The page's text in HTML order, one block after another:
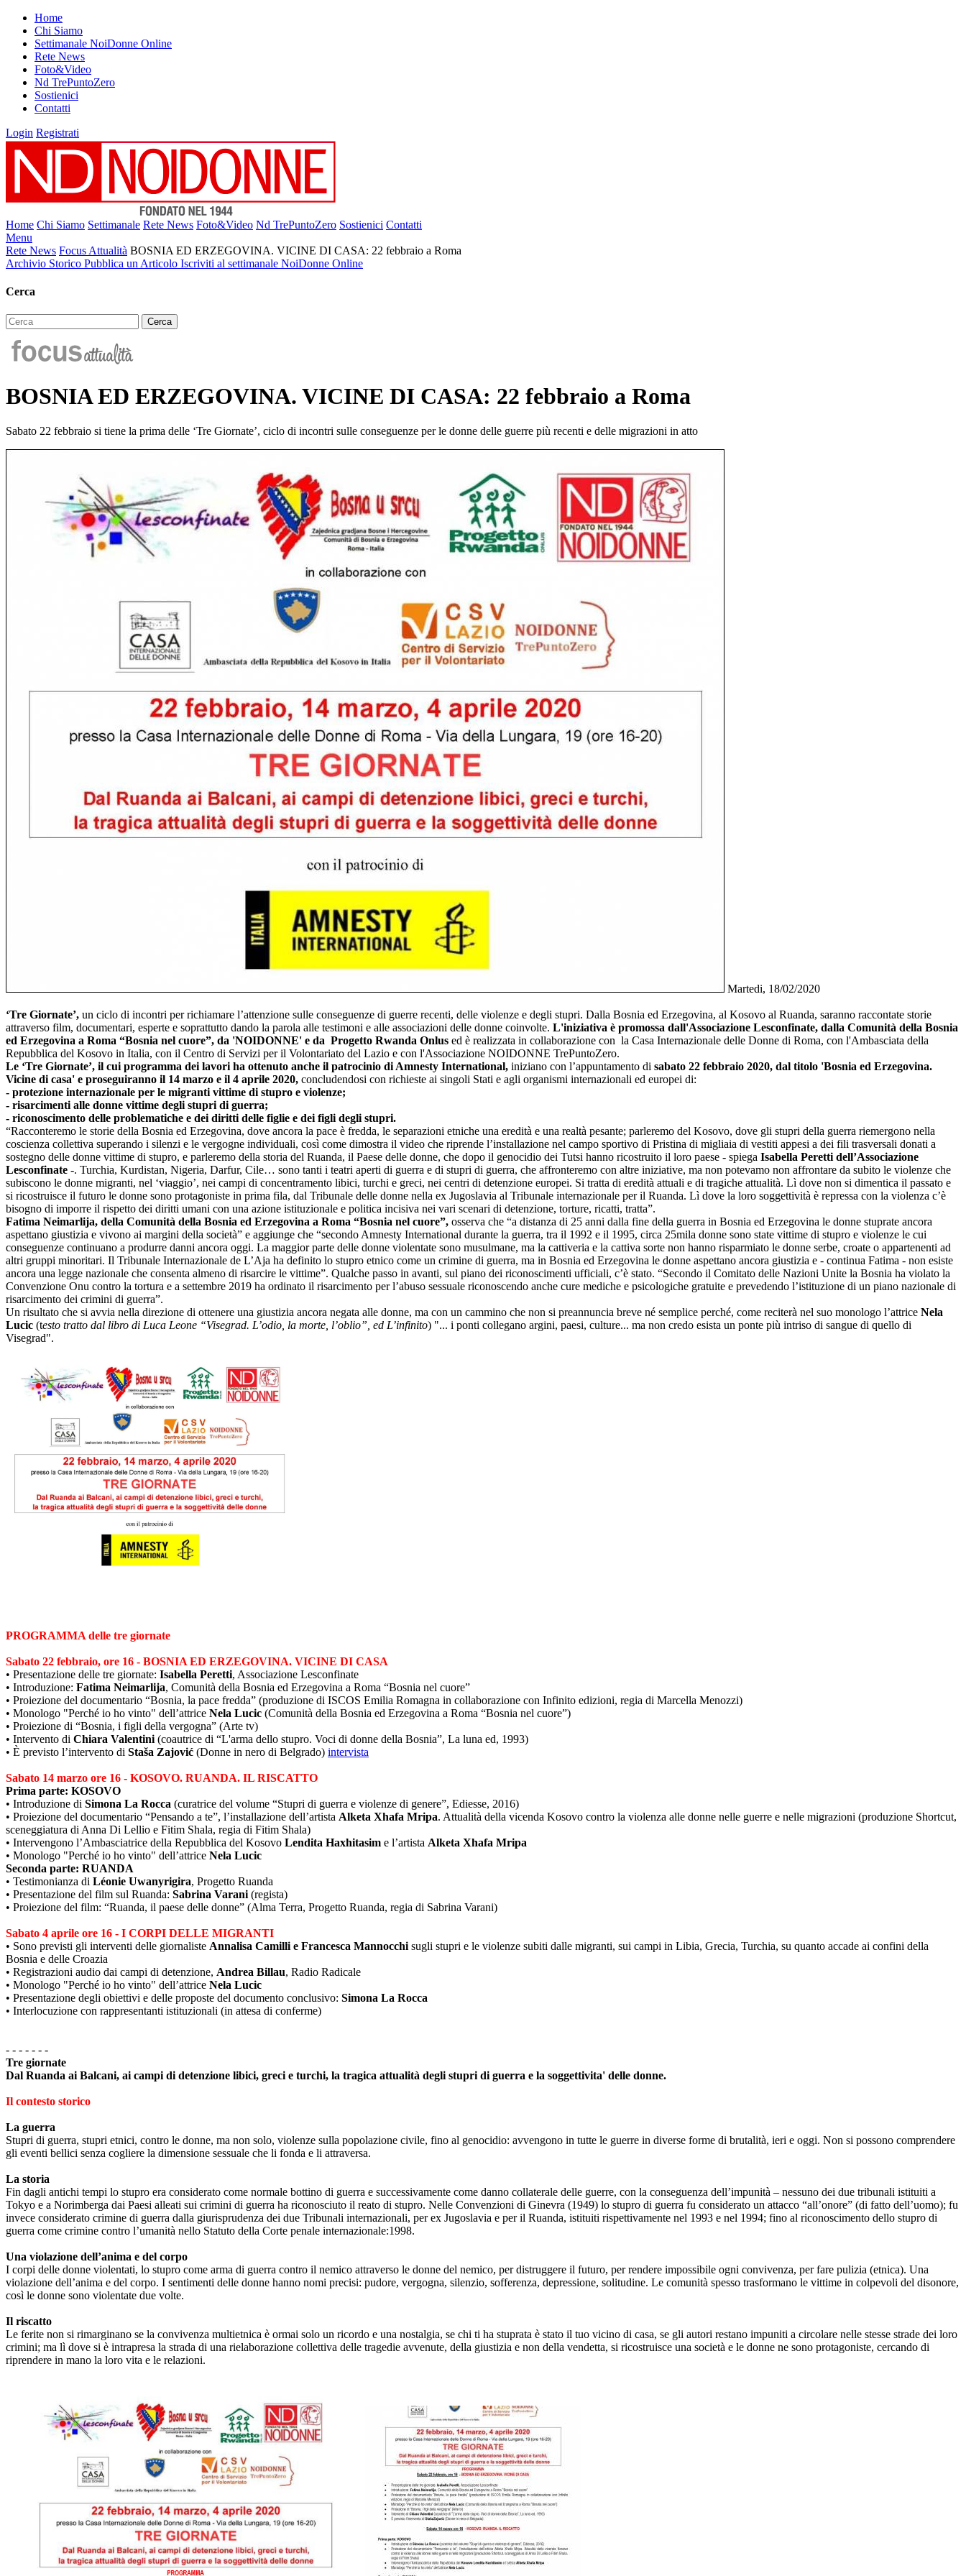
Home
Chi Siamo
Settimanale NoiDonne Online
Rete News
Foto&Video
Nd TrePuntoZero
Sostienici
Contatti
Login Registrati
Home Chi Siamo Settimanale Rete News Foto&Video Nd TrePuntoZero Sostienici Contatti
Menu
Rete News Focus Attualità BOSNIA ED ERZEGOVINA. VICINE DI CASA: 22 febbraio a Roma
Archivio Storico Pubblica un Articolo Iscriviti al settimanale NoiDonne Online
Cerca
BOSNIA ED ERZEGOVINA. VICINE DI CASA: 22 febbraio a Roma
Sabato 22 febbraio si tiene la prima delle ‘Tre Giornate’, ciclo di incontri sulle conseguenze per le donne delle guerre più recenti e delle migrazioni in atto
Martedi, 18/02/2020
‘Tre Giornate’, un ciclo di incontri per richiamare l’attenzione sulle conseguenze di guerre recenti, delle violenze e degli stupri. Dalla Bosnia ed Erzegovina, al Kosovo al Ruanda, saranno raccontate storie
attraverso film, documentari, esperte e soprattutto dando la parola alle testimoni e alle associazioni delle donne coinvolte. L'iniziativa è promossa dall'Associazione Lesconfinate, dalla Comunità della Bosnia
ed Erzegovina a Roma “Bosnia nel cuore”, da 'NOIDONNE' e da Progetto Rwanda Onlus ed è realizzata in collaborazione con la Casa Internazionale delle Donne di Roma, con l'Ambasciata della
Repubblica del Kosovo in Italia, con il Centro di Servizi per il Volontariato del Lazio e con l'Associazione NOIDONNE TrePuntoZero.
Le ‘Tre Giornate’, il cui programma dei lavori ha ottenuto anche il patrocinio di Amnesty International, iniziano con l’appuntamento di sabato 22 febbraio 2020, dal titolo 'Bosnia ed Erzegovina.
Vicine di casa' e proseguiranno il 14 marzo e il 4 aprile 2020, concludendosi con richieste ai singoli Stati e agli organismi internazionali ed europei di:
- protezione internazionale per le migranti vittime di stupro e violenze;
- risarcimenti alle donne vittime degli stupri di guerra;
- riconoscimento delle problematiche e dei diritti delle figlie e dei figli degli stupri.
“Racconteremo le storie della Bosnia ed Erzegovina, dove ancora la pace è fredda, le separazioni etniche una eredità e una realtà pesante; parleremo del Kosovo, dove gli stupri della guerra riemergono nella
coscienza collettiva superando i silenzi e le vergogne individuali, così come dimostra il video che riprende l’installazione nel campo sportivo di Pristina di migliaia di vestiti appesi a dei fili trasversali donati a
sostegno delle donne vittime di stupro, e parleremo della storia del Ruanda, il Paese delle donne, che dopo il genocidio dei Tutsi hanno ricostruito il loro paese - spiega Isabella Peretti dell’Associazione
Lesconfinate -. Turchia, Kurdistan, Nigeria, Darfur, Cile… sono tanti i teatri aperti di guerra e di stupri di guerra, che affronteremo con altre iniziative, ma non potevamo non affrontare da subito le violenze che
subiscono le donne migranti, nel ‘viaggio’, nei campi di concentramento libici, turchi e greci, nei centri di detenzione europei. Si tratta di eredità attuali e di tragiche attualità. Lì dove non si dimentica il passato e
si ricostruisce il futuro le donne sono protagoniste in prima fila, dal Tribunale delle donne nella ex Jugoslavia al Tribunale internazionale per il Ruanda. Lì dove la loro soggettività è repressa con la violenza c’è
bisogno di imporre il rispetto dei diritti umani con una azione istituzionale e politica incisiva nei vari scenari di detenzione, torture, ricatti, tratta”.
Fatima Neimarlija, della Comunità della Bosnia ed Erzegovina a Roma “Bosnia nel cuore”, osserva che “a distanza di 25 anni dalla fine della guerra in Bosnia ed Erzegovina le donne stuprate ancora
aspettano giustizia e vivono ai margini della società” e aggiunge che “secondo Amnesty International durante la guerra, tra il 1992 e il 1995, circa 25mila donne sono state vittime di stupro e violenze le cui
conseguenze continuano a produrre danni ancora oggi. La maggior parte delle donne violentate sono musulmane, ma la cattiveria e la cattiva sorte non hanno risparmiato le donne serbe, croate o appartenenti ad
altri gruppi minoritari. Il Tribunale Internazionale de L’Aja ha definito lo stupro etnico come un crimine di guerra, ma in Bosnia ed Erzegovina le donne aspettano ancora giustizia e - continua Fatima - non esiste
ancora una legge nazionale che consenta almeno di risarcire le vittime”. Qualche passo in avanti, sul piano dei riconoscimenti ufficiali, c’è stato. “Secondo il Comitato delle Nazioni Unite la Bosnia ha violato la
Convenzione Onu contro la tortura e a settembre 2019 ha ordinato il risarcimento per l’abuso sessuale riconoscendo anche cure mediche e psicologiche gratuite e prevedendo l’istituzione di un piano nazionale di
risarcimento dei crimini di guerra”.
Un risultato che si avvia nella direzione di ottenere una giustizia ancora negata alle donne, ma con un cammino che non si preannuncia breve né semplice perché, come reciterà nel suo monologo l’attrice Nela
Lucic (testo tratto dal libro di Luca Leone “Visegrad. L’odio, la morte, l’oblio”, ed L’infinito) "... i ponti collegano argini, paesi, culture... ma non credo esista un ponte più intriso di sangue di quello di
Visegrad".
PROGRAMMA delle tre giornate
Sabato 22 febbraio, ore 16 - BOSNIA ED ERZEGOVINA. VICINE DI CASA
• Presentazione delle tre giornate: Isabella Peretti, Associazione Lesconfinate
• Introduzione: Fatima Neimarlija, Comunità della Bosnia ed Erzegovina a Roma “Bosnia nel cuore”
• Proiezione del documentario “Bosnia, la pace fredda” (produzione di ISCOS Emilia Romagna in collaborazione con Infinito edizioni, regia di Marcella Menozzi)
• Monologo "Perché io ho vinto" dell’attrice Nela Lucic (Comunità della Bosnia ed Erzegovina a Roma “Bosnia nel cuore”)
• Proiezione di “Bosnia, i figli della vergogna” (Arte tv)
• Intervento di Chiara Valentini(coautrice di “L'arma dello stupro. Voci di donne della Bosnia”, La luna ed, 1993)
• È previsto l’intervento di Staša Zajović (Donne in nero di Belgrado) intervista
Sabato 14 marzo ore 16 - KOSOVO. RUANDA. IL RISCATTO
Prima parte: KOSOVO
• Introduzione di Simona La Rocca (curatrice del volume “Stupri di guerra e violenze di genere”, Ediesse, 2016)
• Proiezione del documentario “Pensando a te”, l’installazione dell’artista Alketa Xhafa Mripa. Attualità della vicenda Kosovo contro la violenza alle donne nelle guerre e nelle migrazioni (produzione Shortcut,
sceneggiatura di Anna Di Lellio e Fitim Shala, regia di Fitim Shala)
• Intervengono l’Ambasciatrice della Repubblica del Kosovo Lendita Haxhitasim e l’artista Alketa Xhafa Mripa
• Monologo "Perché io ho vinto" dell’attrice Nela Lucic
Seconda parte: RUANDA
• Testimonianza di Léonie Uwanyrigira, Progetto Ruanda
• Presentazione del film sul Ruanda: Sabrina Varani(regista)
• Proiezione del film: “Ruanda, il paese delle donne” (Alma Terra, Progetto Ruanda, regia di Sabrina Varani)
Sabato 4 aprile ore 16 - I CORPI DELLE MIGRANTI
• Sono previsti gli interventi delle giornaliste Annalisa Camilli e Francesca Mannocchisugli stupri e le violenze subiti dalle migranti, sui campi in Libia, Grecia, Turchia, su quanto accade ai confini della
Bosnia e delle Croazia
• Registrazioni audio dai campi di detenzione, Andrea Billau, Radio Radicale
• Monologo "Perché io ho vinto" dell’attrice Nela Lucic
• Presentazione degli obiettivi e delle proposte del documento conclusivo: Simona La Rocca
• Interlocuzione con rappresentanti istituzionali (in attesa di conferme)
- - - - - - -
Tre giornate
Dal Ruanda ai Balcani, ai campi di detenzione libici, greci e turchi, la tragica attualità degli stupri di guerra e la soggettivita' delle donne.
Il contesto storico
La guerra
Stupri di guerra, stupri etnici, contro le donne, ma non solo, violenze sulla popolazione civile, fino al genocidio: avvengono in tutte le guerre in diverse forme di brutalità, ieri e oggi. Non si possono comprendere
gli eventi bellici senza cogliere la dimensione sessuale che li fonda e li attraversa.
La storia
Fin dagli antichi tempi lo stupro era considerato come normale bottino di guerra e successivamente come danno collaterale delle guerre, con la conseguenza dell’impunità – nessuno dei due tribunali istituiti a
Tokyo e a Norimberga dai Paesi alleati sui crimini di guerra ha riconosciuto il reato di stupro. Nelle Convenzioni di Ginevra (1949) lo stupro di guerra fu considerato un attacco “all’onore” (di fatto dell’uomo); fu
invece considerato crimine di guerra dalla giurisprudenza dei due Tribunali internazionali, per ex Jugoslavia e per il Ruanda, istituiti rispettivamente nel 1993 e nel 1994; fino al riconoscimento dello stupro di
guerra come crimine contro l’umanità nello Statuto della Corte penale internazionale:1998.
Una violazione dell’anima e del corpo
I corpi delle donne violentati, lo stupro come arma di guerra contro il nemico attraverso le donne del nemico, per distruggere il futuro, per rendere impossibile ogni convivenza, per fare pulizia (etnica). Una
violazione dell’anima e del corpo. I sentimenti delle donne hanno nomi precisi: pudore, vergogna, silenzio, sofferenza, depressione, solitudine. Le comunità spesso trasformano le vittime in colpevoli del disonore,
così le donne sono violentate due volte.
Il riscatto
Le ferite non si rimarginano se la convivenza multietnica è ormai solo un ricordo e una nostalgia, se chi ti ha stuprata è stato il tuo vicino di casa, se gli autori restano impuniti a circolare nelle stesse strade dei loro
crimini; ma lì dove si è intrapresa la strada di una rielaborazione collettiva delle tragedie avvenute, della giustizia e non della vendetta, si ricostruisce una società e le donne ne sono protagoniste, cercando di
riprendere in mano la loro vita e le relazioni.